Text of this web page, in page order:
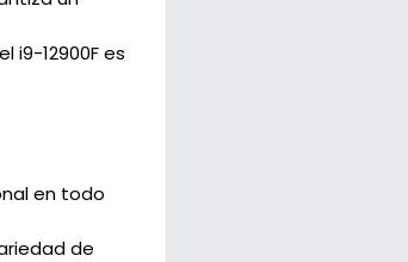
i9-12900F es
en todo
de